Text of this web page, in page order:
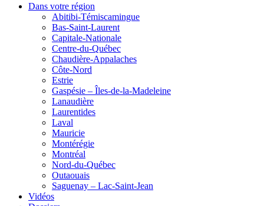
Dans votre région
Abitibi-Témiscamingue
Bas-Saint-Laurent
Capitale-Nationale
Centre-du-Québec
Chaudière-Appalaches
Côte-Nord
Estrie
Gaspésie – Îles-de-la-Madeleine
Lanaudière
Laurentides
Laval
Mauricie
Montérégie
Montréal
Nord-du-Québec
Outaouais
Saguenay – Lac-Saint-Jean
Vidéos